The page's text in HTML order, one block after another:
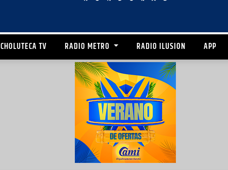
CHOLUTECA TV RADIO METRO RADIO ILUSION APP